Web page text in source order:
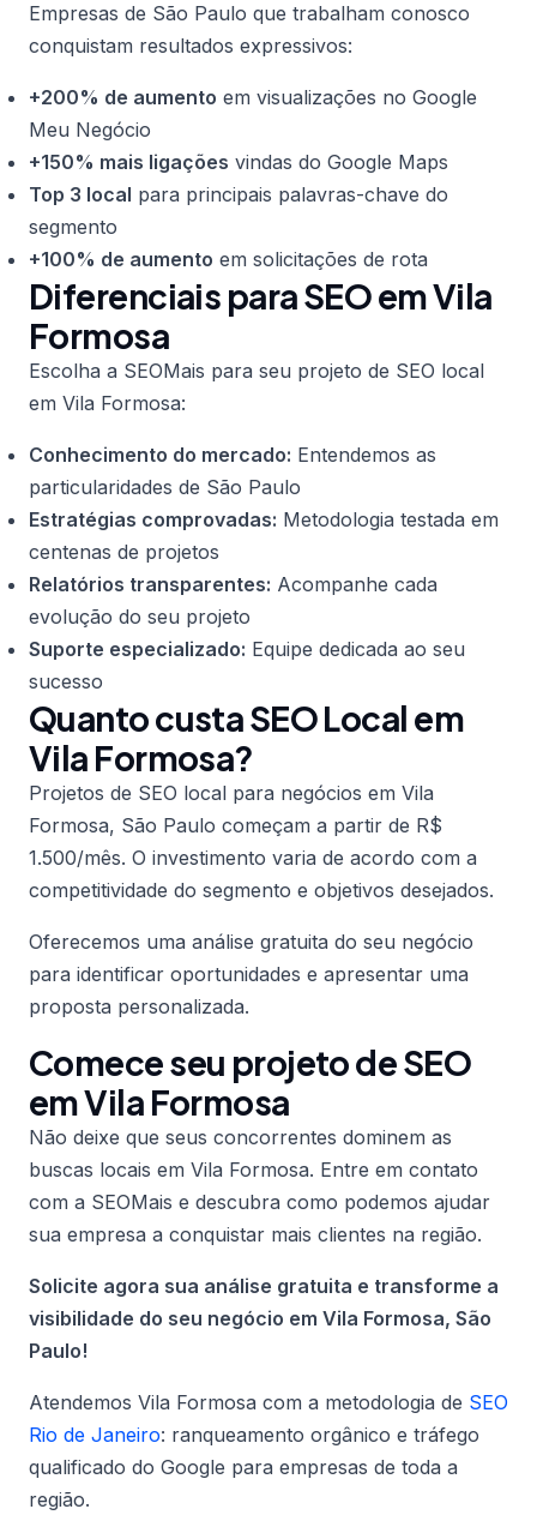
Empresas de São Paulo que trabalham conosco
conquistam resultados expressivos:
+200% de aumento em visualizações no Google
Meu Negócio
+150% mais ligações vindas do Google Maps
Top 3 local para principais palavras-chave do
segmento
+100% de aumento em solicitações de rota
Diferenciais para SEO em Vila
Formosa
Escolha a SEOMais para seu projeto de SEO local
em Vila Formosa:
Conhecimento do mercado: Entendemos as
particularidades de São Paulo
Estratégias comprovadas: Metodologia testada em
centenas de projetos
Relatórios transparentes: Acompanhe cada
evolução do seu projeto
Suporte especializado: Equipe dedicada ao seu
sucesso
Quanto custa SEO Local em
Vila Formosa?
Projetos de SEO local para negócios em Vila
Formosa, São Paulo começam a partir de R$
1.500/mês. O investimento varia de acordo com a
competitividade do segmento e objetivos desejados.
Oferecemos uma análise gratuita do seu negócio
para identificar oportunidades e apresentar uma
proposta personalizada.
Comece seu projeto de SEO
em Vila Formosa
Não deixe que seus concorrentes dominem as
buscas locais em Vila Formosa. Entre em contato
com a SEOMais e descubra como podemos ajudar
sua empresa a conquistar mais clientes na região.
Solicite agora sua análise gratuita e transforme a
visibilidade do seu negócio em Vila Formosa, São
Paulo!
Atendemos Vila Formosa com a metodologia de SEO
Rio de Janeiro: ranqueamento orgânico e tráfego
qualificado do Google para empresas de toda a
região.